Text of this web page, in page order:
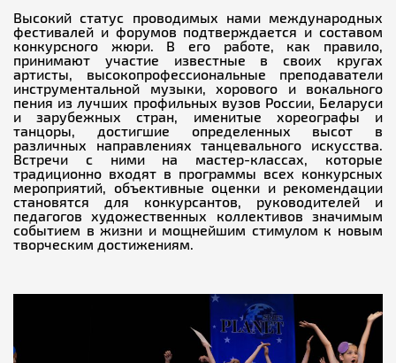
Высокий статус проводимых нами международных
фестивалей и форумов подтверждается и составом
конкурсного жюри. В его работе, как правило,
принимают участие известные в своих кругах
артисты, высокопрофессиональные преподаватели
инструментальной музыки, хорового и вокального
пения из лучших профильных вузов России, Беларуси
и зарубежных стран, именитые хореографы и
танцоры, достигшие определенных высот в
различных направлениях танцевального искусства.
Встречи с ними на мастер-классах, которые
традиционно входят в программы всех конкурсных
мероприятий, объективные оценки и рекомендации
становятся для конкурсантов, руководителей и
педагогов художественных коллективов значимым
событием в жизни и мощнейшим стимулом к новым
творческим достижениям.